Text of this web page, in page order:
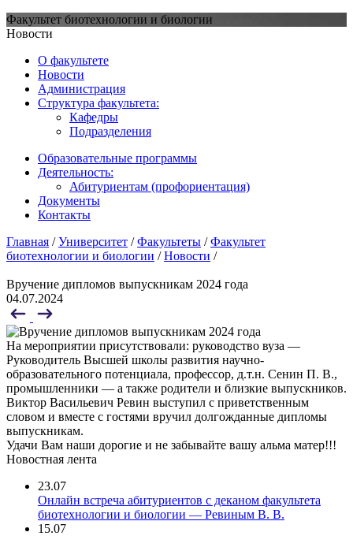
Факультет биотехнологии и биологии
Новости
О факультете
Новости
Администрация
Структура факультета:
Кафедры
Подразделения
Образовательные программы
Деятельность:
Абитуриентам (профориентация)
Документы
Контакты
Главная /Университет /Факультеты /Факультет
биотехнологии и биологии /Новости /
Вручение дипломов выпускникам 2024 года
04.07.2024
На мероприятии присутствовали: руководство вуза —
Руководитель Высшей школы развития научно-
образовательного потенциала, профессор, д.т.н. Сенин П. В.,
промышленники — а также родители и близкие выпускников.
Виктор Васильевич Ревин выступил с приветственным
словом и вместе с гостями вручил долгожданные дипломы
выпускникам.
Удачи Вам наши дорогие и не забывайте вашу альма матер!!!
Новостная лента
23.07
Онлайн встреча абитуриентов с деканом факультета
биотехнологии и биологии — Ревиным В. В.
15.07